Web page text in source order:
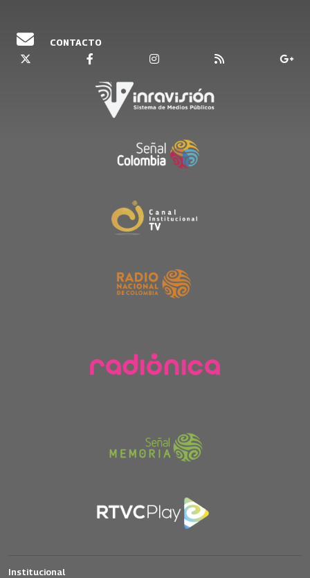
CONTACTO
Institucional